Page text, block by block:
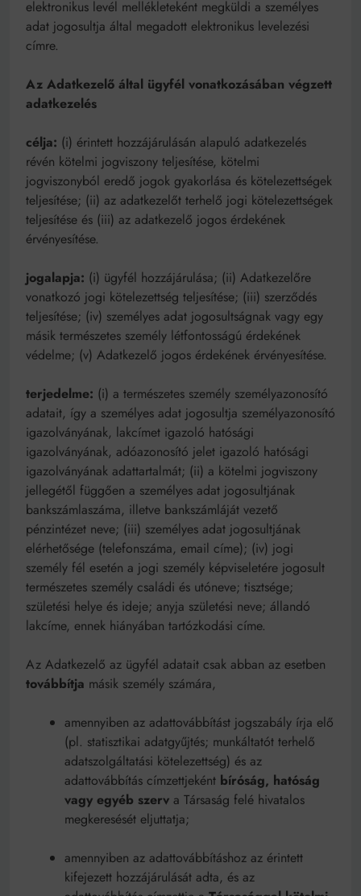
elektronikus levél mellékleteként megküldi a személyes
adat jogosultja által megadott elektronikus levelezési
címre.
Az Adatkezelő által ügyfél vonatkozásában végzett
adatkezelés
célja: (i) érintett hozzájárulásán alapuló adatkezelés
révén kötelmi jogviszony teljesítése, kötelmi
jogviszonyból eredő jogok gyakorlása és kötelezettségek
teljesítése; (ii) az adatkezelőt terhelő jogi kötelezettségek
teljesítése és (iii) az adatkezelő jogos érdekének
érvényesítése.
jogalapja: (i) ügyfél hozzájárulása; (ii) Adatkezelőre
vonatkozó jogi kötelezettség teljesítése; (iii) szerződés
teljesítése; (iv) személyes adat jogosultságnak vagy egy
másik természetes személy létfontosságú érdekének
védelme; (v) Adatkezelő jogos érdekének érvényesítése.
terjedelme: (i) a természetes személy személyazonosító
adatait, így a személyes adat jogosultja személyazonosító
igazolványának, lakcímet igazoló hatósági
igazolványának, adóazonosító jelet igazoló hatósági
igazolványának adattartalmát; (ii) a kötelmi jogviszony
jellegétől függően a személyes adat jogosultjának
bankszámlaszáma, illetve bankszámláját vezető
pénzintézet neve; (iii) személyes adat jogosultjának
elérhetősége (telefonszáma, email címe); (iv) jogi
személy fél esetén a jogi személy képviseletére jogosult
természetes személy családi és utóneve; tisztsége;
születési helye és ideje; anyja születési neve; állandó
lakcíme, ennek hiányában tartózkodási címe.
Az Adatkezelő az ügyfél adatait csak abban az esetben
továbbítja másik személy számára,
amennyiben az adattovábbítást jogszabály írja elő
(pl. statisztikai adatgyűjtés; munkáltatót terhelő
adatszolgáltatási kötelezettség) és az
adattovábbítás címzettjeként bíróság, hatóság
vagy egyéb szerv a Társaság felé hivatalos
megkeresését eljuttatja;
amennyiben az adattovábbításhoz az érintett
kifejezett hozzájárulását adta, és az